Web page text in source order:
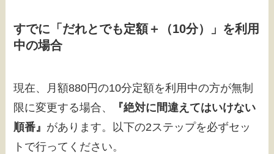
すでに「だれとでも定額＋（10分）」を利用
中の場合
現在、月額880円の10分定額を利用中の方が無制
限に変更する場合、
『絶対に間違えてはいけない
順番』 があります。以下の2ステップを必ずセッ
トで行ってください。